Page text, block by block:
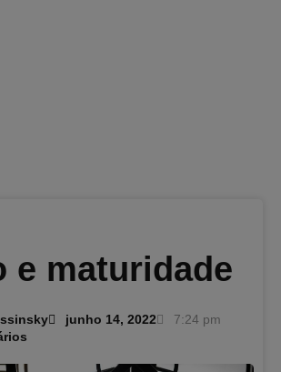
e maturidade
junho 14, 2022
7:24 pm